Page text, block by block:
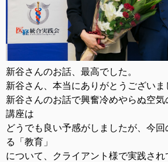
新谷さんのお話、最高でした。
新谷さん、本当にありがとうございま
新谷さんのお話で興奮冷めやらぬ空気
講座は
どうでも良い予感がしましたが、今
る「教育」
について、クライアント様で実践され